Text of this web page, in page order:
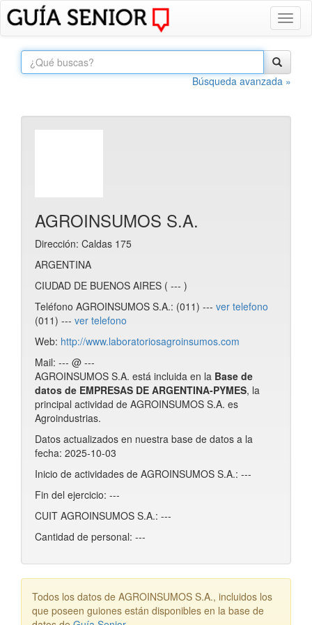
Búsqueda avanzada »
AGROINSUMOS S.A.
Dirección: Caldas 175
ARGENTINA
CIUDAD DE BUENOS AIRES ( --- )
Teléfono AGROINSUMOS S.A.: (011) --- ver telefono
(011) --- ver telefono
Web: http://www.laboratoriosagroinsumos.com
Mail: --- @ ---
AGROINSUMOS S.A. está incluida en la Base de
datos de EMPRESAS DE ARGENTINA-PYMES, la
principal actividad de AGROINSUMOS S.A. es
Agroindustrias.
Datos actualizados en nuestra base de datos a la
fecha: 2025-10-03
Inicio de actividades de AGROINSUMOS S.A.: ---
Fin del ejercicio: ---
CUIT AGROINSUMOS S.A.: ---
Cantidad de personal: ---
Todos los datos de AGROINSUMOS S.A., incluidos los
que poseen guiones están disponibles en la base de